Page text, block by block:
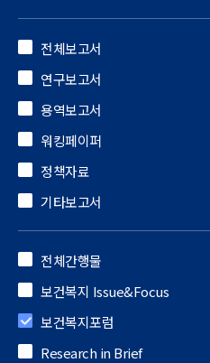
전체보고서
연구보고서
용역보고서
워킹페이퍼
정책자료
기타보고서
전체간행물
보건복지 Issue&Focus
보건복지포럼
Research in Brief